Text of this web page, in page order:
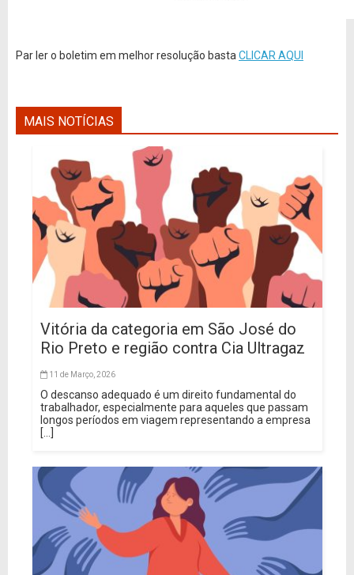
Par ler o boletim em melhor resolução basta CLICAR AQUI
MAIS NOTÍCIAS
Vitória da categoria em São José do
Rio Preto e região contra Cia Ultragaz
11 de Março, 2026
O descanso adequado é um direito fundamental do
trabalhador, especialmente para aqueles que passam
longos períodos em viagem representando a empresa
[...]